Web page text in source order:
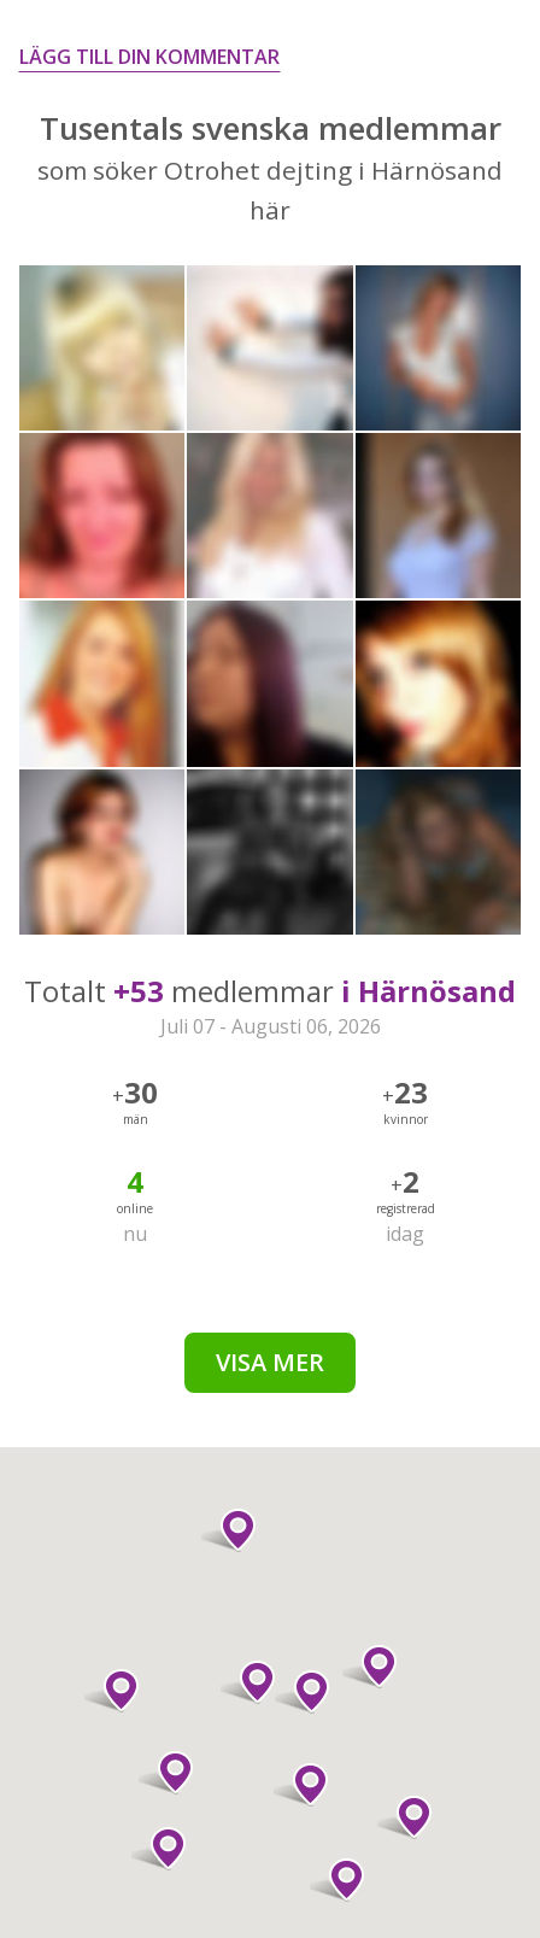
LÄGG TILL DIN KOMMENTAR
Tusentals svenska medlemmar
som söker Otrohet dejting i Härnösand
här
Totalt +53 medlemmar i Härnösand
Juli 07 - Augusti 06, 2026
+30
män
+23
kvinnor
4
online
nu
+2
registrerad
idag
VISA MER